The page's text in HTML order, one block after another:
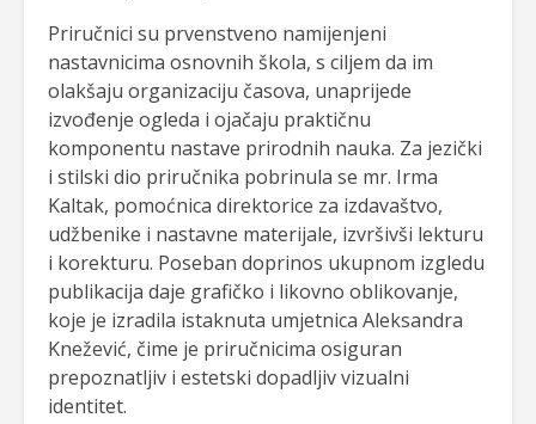
Priručnici su prvenstveno namijenjeni
nastavnicima osnovnih škola, s ciljem da im
olakšaju organizaciju časova, unaprijede
izvođenje ogleda i ojačaju praktičnu
komponentu nastave prirodnih nauka. Za jezički
i stilski dio priručnika pobrinula se mr. Irma
Kaltak, pomoćnica direktorice za izdavaštvo,
udžbenike i nastavne materijale, izvršivši lekturu
i korekturu. Poseban doprinos ukupnom izgledu
publikacija daje grafičko i likovno oblikovanje,
koje je izradila istaknuta umjetnica Aleksandra
Knežević, čime je priručnicima osiguran
prepoznatljiv i estetski dopadljiv vizualni
identitet.